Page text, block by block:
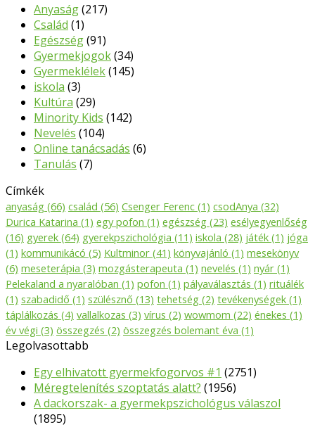
Anyaság(217)
Család (1)
Egészség(91)
Gyermekjogok(34)
Gyermeklélek(145)
iskola (3)
Kultúra (29)
Minority Kids (142)
Nevelés (104)
Online tanácsadás (6)
Tanulás (7)
Címkék
anyaság (66) család (56) Csenger Ferenc (1) csodAnya (32)
Durica Katarina (1) egy pofon (1) egészség (23) esélyegyenlőség
(16) gyerek (64) gyerekpszichológia (11) iskola (28) játék (1) jóga
(1) kommunikácó (5) Kultminor (41) könyvajánló (1) mesekönyv
(6) meseterápia (3) mozgásterapeuta (1) nevelés (1) nyár (1)
Pelekaland a nyaralóban (1) pofon (1) pályaválasztás (1) rituálék
(1) szabadidő (1) szülésznő (13) tehetség (2) tevékenységek (1)
táplálkozás (4) vallalkozas (3) vírus (2) wowmom (22) énekes (1)
év végi (3) összegzés (2) összegzés bolemant éva (1)
Legolvasottabb
Egy elhivatott gyermekfogorvos #1 (2751)
Méregtelenítés szoptatás alatt? (1956)
A dackorszak- a gyermekpszichológus válaszol
(1895)